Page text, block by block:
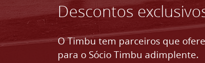
Descontos
O Timbu tem parceiros que
para o Sócio Timbu adimplente.